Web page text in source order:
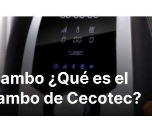
¿Qué es el
de Cecotec?